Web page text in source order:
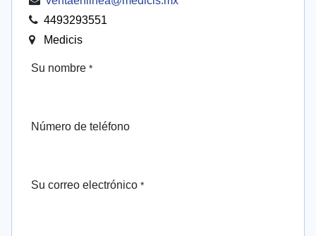
4493293551
Medicis
Su nombre *
Número de teléfono
Su correo electrónico *